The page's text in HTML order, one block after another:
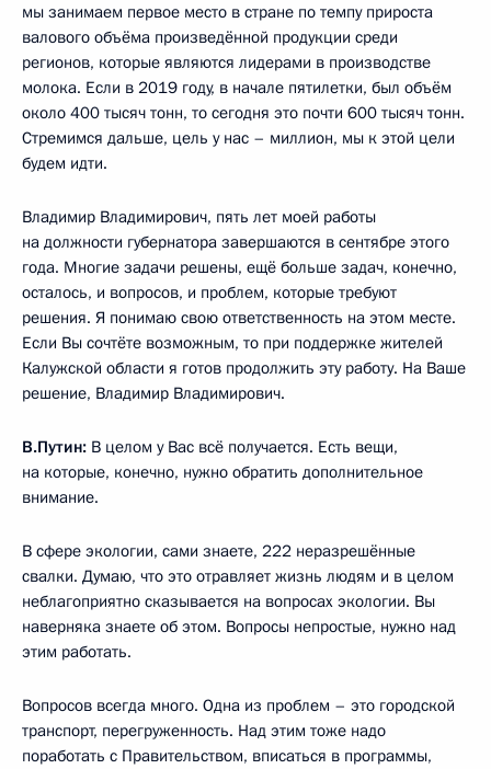
мы занимаем первое место в стране по темпу прироста
валового объёма произведённой продукции среди
регионов, которые являются лидерами в производстве
молока. Если в 2019 году, в начале пятилетки, был объём
около 400 тысяч тонн, то сегодня это почти 600 тысяч тонн.
Стремимся дальше, цель у нас – миллион, мы к этой цели
будем идти.
Владимир Владимирович, пять лет моей работы
на должности губернатора завершаются в сентябре этого
года. Многие задачи решены, ещё больше задач, конечно,
осталось, и вопросов, и проблем, которые требуют
решения. Я понимаю свою ответственность на этом месте.
Если Вы сочтёте возможным, то при поддержке жителей
Калужской области я готов продолжить эту работу. На Ваше
решение, Владимир Владимирович.
В.Путин: В целом у Вас всё получается. Есть вещи,
на которые, конечно, нужно обратить дополнительное
внимание.
В сфере экологии, сами знаете, 222 неразрешённые
свалки. Думаю, что это отравляет жизнь людям и в целом
неблагоприятно сказывается на вопросах экологии. Вы
наверняка знаете об этом. Вопросы непростые, нужно над
этим работать.
Вопросов всегда много. Одна из проблем – это городской
транспорт, перегруженность. Над этим тоже надо
поработать с Правительством, вписаться в программы,